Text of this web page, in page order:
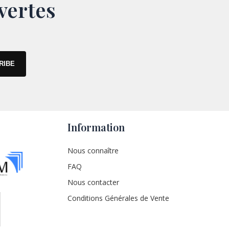
Information
Nous connaître
FAQ
Nous contacter
Conditions Générales de Vente